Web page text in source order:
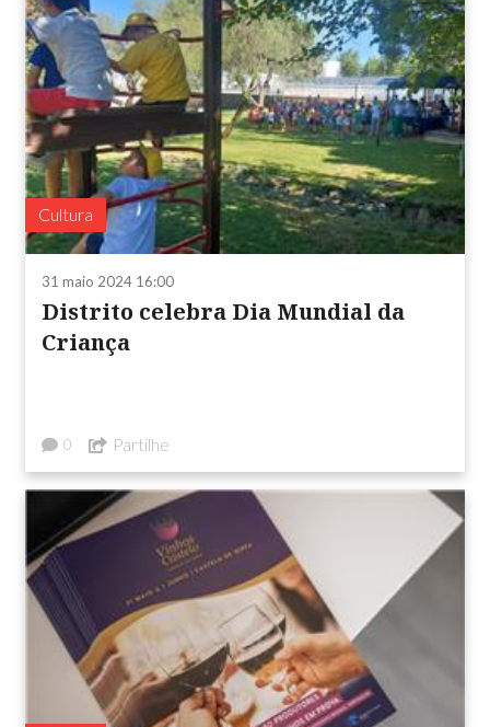
Cultura
31 maio 2024 16:00
Distrito celebra Dia Mundial da
Criança
0 Partilhe